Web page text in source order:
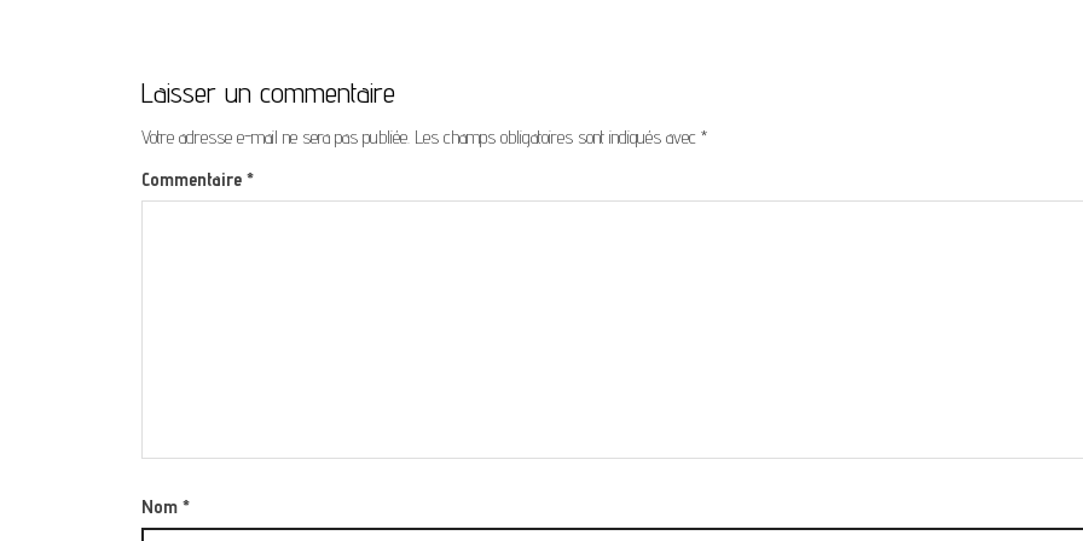
Laisser un commentaire
Votre adresse e-mail ne sera pas publiée. Les champs obligatoires sont indiqués avec *
Commentaire *
Nom *